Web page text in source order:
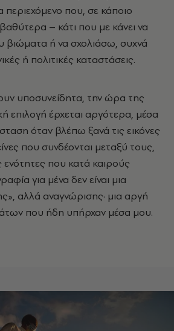
που, σε κάποιο
βαθύτερα – κάτι που με κάνει να
βιώματα ή να σχολιάσω, συχνά
ή πολιτικές καταστάσεις.
υποσυνείδητα, την ώρα της
επιλογή έρχεται αργότερα, μέσα
όταν βλέπω ξανά τις εικόνες
που συνδέονται μεταξύ τους,
που κατά καιρούς
για μένα δεν είναι μια
αλλά αναγνώρισης· μια αργή
που ήδη υπήρχαν μέσα μου.